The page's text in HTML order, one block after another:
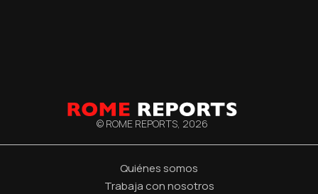
© ROME REPORTS, 2026
Quiénes somos
Trabaja con nosotros